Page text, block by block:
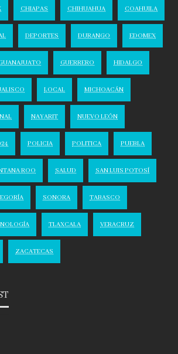
CHIAPAS CHIHUAHUA COAHUILA
DEPORTES DURANGO EDOMEX
GUERRERO HIDALGO
LOCAL MICHOACÁN
NAYARIT NUEVO LEÓN
POLICIA POLITICA PUEBLA
ROO SALUD SAN LUIS POTOSÍ
SONORA TABASCO
TLAXCALA VERACRUZ
ZACATECAS